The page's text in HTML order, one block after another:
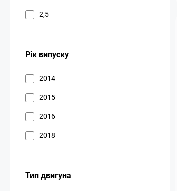
2,5
Рік випуску
2014
2015
2016
2018
Тип двигуна